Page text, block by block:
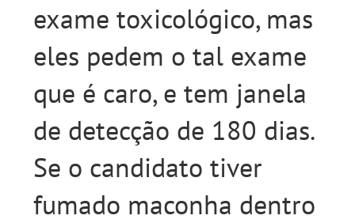
exame toxicológico, mas
eles pedem o tal exame
que é caro, e tem janela
de detecção de 180 dias.
Se o candidato tiver
fumado maconha dentro